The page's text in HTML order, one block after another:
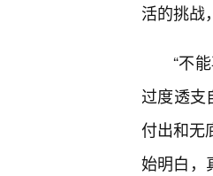
活的挑战
“不
过度透支
付出和无
始明白，